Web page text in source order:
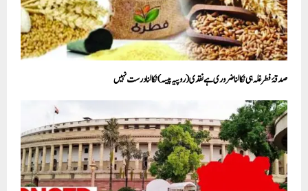
صدقۂ فطر غلہ ہی نکالنا ضروری ہے نقدی (روپیہ پیسہ) نکالنا درست نہیں